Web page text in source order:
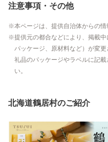
注意事項・その他
本ページは、提供自治体からの情
提供元の都合などにより、掲載
パッケージ、原材料など）が変
礼品のパッケージやラベルに記
い。
北海道鶴居村のご紹介